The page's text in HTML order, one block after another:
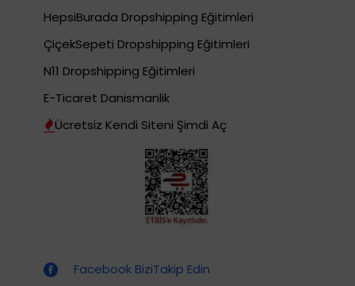
HepsiBurada Dropshipping Eğitimleri
ÇiçekSepeti Dropshipping Eğitimleri
N11 Dropshipping Eğitimleri
E-Ticaret Danismanlik
Ücretsiz Kendi Siteni Şimdi Aç
Facebook BiziTakip Edin